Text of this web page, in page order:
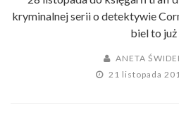
kryminalnej serii o detektywie
biel to już ...
ANETA
21 listopada